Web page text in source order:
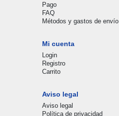
Pago
FAQ
Métodos y gastos de envío
Mi cuenta
Login
Registro
Carrito
Aviso legal
Aviso legal
Política de privacidad